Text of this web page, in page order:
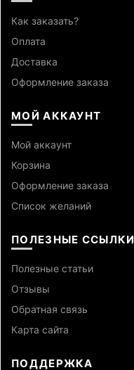
Как заказать?
Оплата
Доставка
Оформление заказа
МОЙ АККАУНТ
Мой аккаунт
Корзина
Оформление заказа
Список желаний
ПОЛЕЗНЫЕ ССЫЛКИ
Полезные статьи
Отзывы
Обратная связь
Карта сайта
ПОДДЕРЖКА